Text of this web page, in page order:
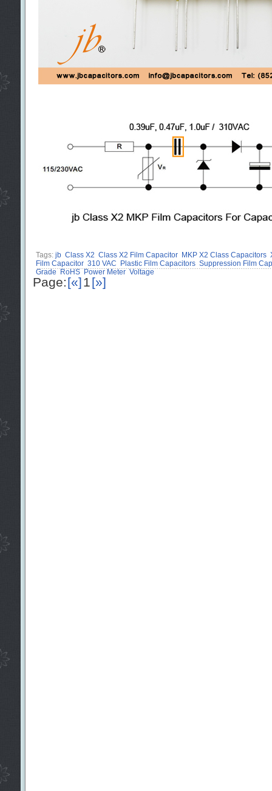
Tags: jb Class X2 Class X2 Film Capacitor MKP X2 Class Capacitors
Film Capacitor 310 VAC Plastic Film Capacitors Suppression Film
Grade
RoHS Power Meter Voltage
Page:[«]1[»]